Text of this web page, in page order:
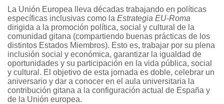
La Unión Europea lleva décadas trabajando en políticas
específicas inclusivas como la Estrategia EU-Roma
dirigida a la promoción política, social y cultural de la
comunidad gitana (compartiendo buenas prácticas de los
distintos Estados Miembros). Esto es, trabajar por su plena
inclusión social y económica, garantizar la igualdad de
oportunidades y su participación en la vida pública, social
y cultural. El objetivo de esta jornada es doble, celebrar un
aniversario y dar a conocer en el aula universitaria la
contribución gitana a la configuración actual de España y
de la Unión europea.